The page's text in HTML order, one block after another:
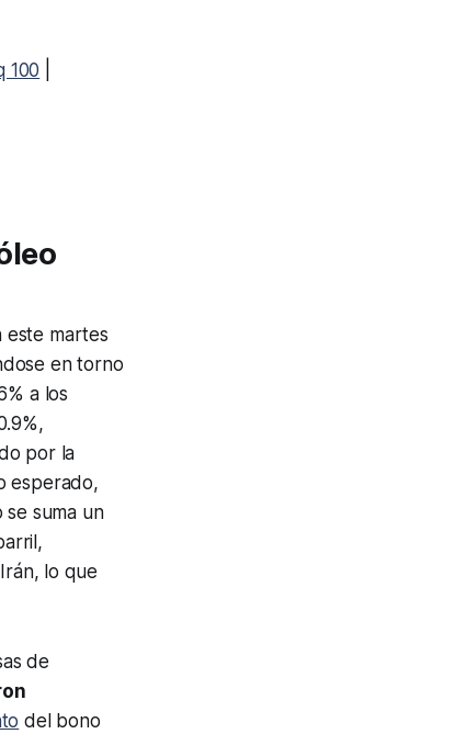
100
este martes
en torno
a los
por la
esperado,
suma un
lo que
de
del bono